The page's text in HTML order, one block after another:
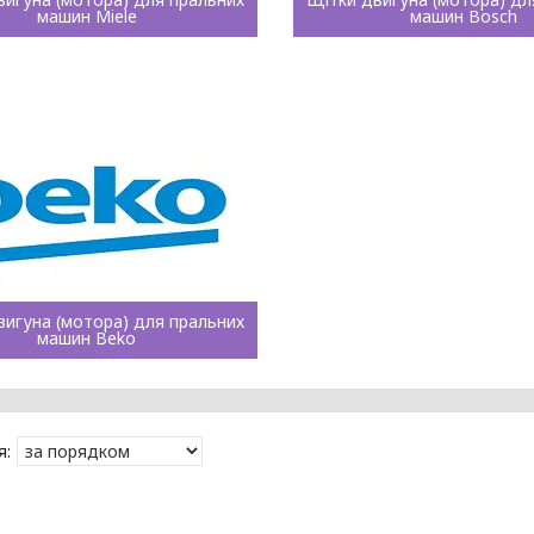
машин Miele машин Bosch
(мотора) для пральних
машин Beko